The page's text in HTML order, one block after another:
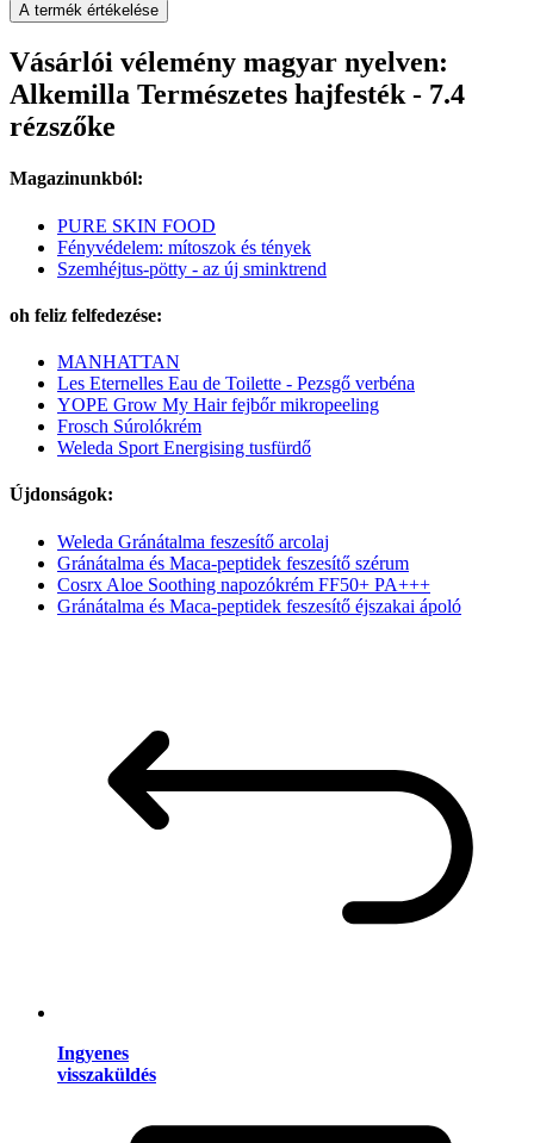
A termék értékelése
Vásárlói vélemény magyar nyelven:
Alkemilla Természetes hajfesték - 7.4
rézszőke
Magazinunkból:
PURE SKIN FOOD
Fényvédelem: mítoszok és tények
Szemhéjtus-pötty - az új sminktrend
oh feliz felfedezése:
MANHATTAN
Les Eternelles Eau de Toilette - Pezsgő verbéna
YOPE Grow My Hair fejbőr mikropeeling
Frosch Súrolókrém
Weleda Sport Energising tusfürdő
Újdonságok:
Weleda Gránátalma feszesítő arcolaj
Gránátalma és Maca-peptidek feszesítő szérum
Cosrx Aloe Soothing napozókrém FF50+ PA+++
Gránátalma és Maca-peptidek feszesítő éjszakai ápoló
Ingyenes
visszaküldés